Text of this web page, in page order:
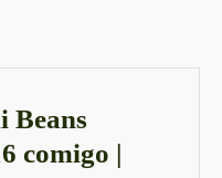
Beans
comigo |